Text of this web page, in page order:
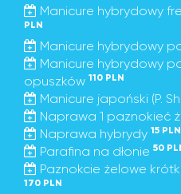
Manicure hybrydowy
PLN
Manicure hybrydowy
Manicure hybrydowy
opuszków 110 PLN
Manicure japoński (P.
Naprawa 1 paznokieć
Naprawa hybrydy 15 PLN
Parafina na dłonie 50
Paznokcie żelowe
170 PLN